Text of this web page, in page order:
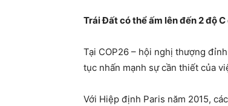
Trái Đất có thể ấm lên đến 2 độ
Tại COP26 – hội nghị thượng
tục nhấn mạnh sự cần thiết của
Với Hiệp định Paris năm 2015,